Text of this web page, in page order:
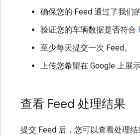
确保您的 Feed 通过了我们
验证您的车辆数据是否符合
至少每天提交一次 Feed。
上传您希望在 Google 上展
查看 Feed 处理结果
提交 Feed 后，您可以查看处理